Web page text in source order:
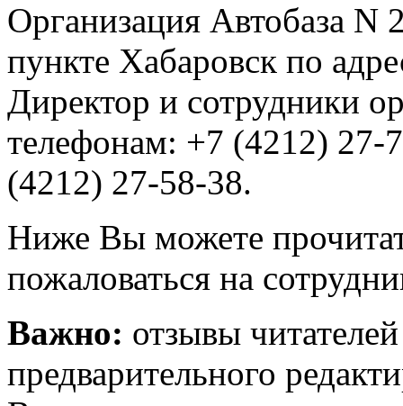
Организация Автобаза N
пункте Хабаровск по
Директор и сотрудники
телефонам: +7 (4212) 27-
(4212) 27-58-38.
Ниже Вы можете
пожаловаться на
Важно: отзывы
предварительного